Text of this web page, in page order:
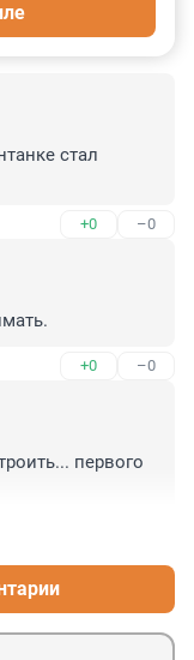
стал
+0 –0
+0 –0
первого